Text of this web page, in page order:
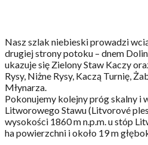
Nasz szlak niebieski prowadzi
drugiej strony potoku – dnem
ukazuje się Zielony Staw Kaczy
Rysy, Niżne Rysy, Kaczą Turnię,
Młynarza.
Pokonujemy kolejny próg skalny i
Litworowego Stawu (Litvorové
wysokości 1860 m n.p.m. u stóp
ha powierzchni i około 19 m